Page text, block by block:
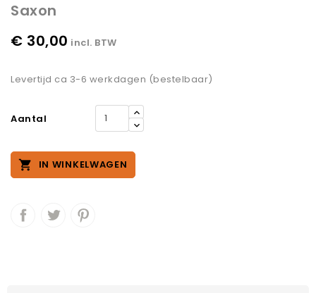
Saxon
€ 30,00 incl. BTW
Levertijd ca 3-6 werkdagen (bestelbaar)
Aantal
 IN WINKELWAGEN